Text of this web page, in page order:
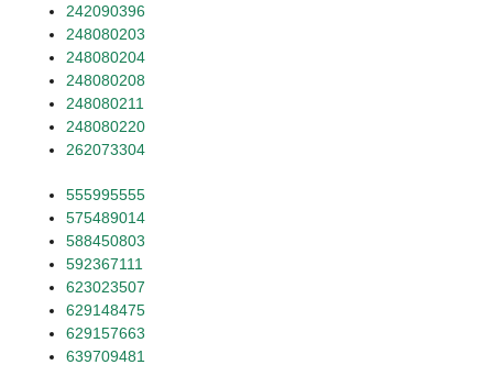
242090396
248080203
248080204
248080208
248080211
248080220
262073304
555995555
575489014
588450803
592367111
623023507
629148475
629157663
639709481